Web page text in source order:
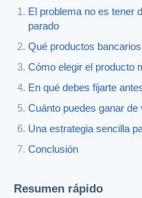
El problema no es tener
parado
Qué productos
Cómo elegir el producto
En qué debes fijarte
Cuánto puedes ganar
Una estrategia sencilla
Conclusión
Resumen rápido